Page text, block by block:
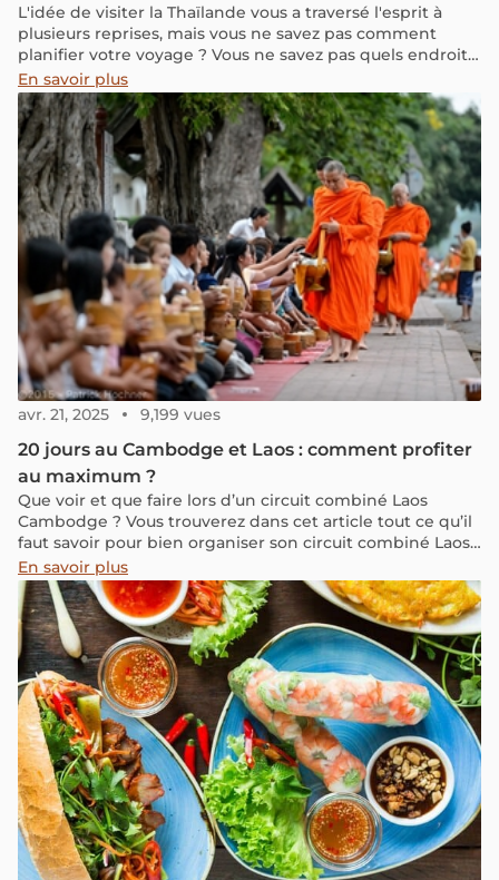
L'idée de visiter la Thaïlande vous a traversé l'esprit à
plusieurs reprises, mais vous ne savez pas comment
planifier votre voyage ? Vous ne savez pas quels endroits
visiter ou combien de temps devriez-vous voyager en
Thaïlande ? Ne vous inquiétez pas, car nous avons
compilé le guide ultime d'une aventure de 2 semaines
en Thaïlande, remplie de sites à voir, de villes à visiter, de
détails budgétaires et de toutes les informations
nécessaires pour un voyage amusant et animé au pays
du sourire. Préparez-vous à vivre une expérience
inoubliable au cœur de la Thaïlande !
En savoir plus
avr. 21, 2025 9,199 vues
20 jours au Cambodge et Laos : comment profiter
au maximum ?
Que voir et que faire lors d’un circuit combiné Laos
Cambodge ? Vous trouverez dans cet article tout ce qu’il
faut savoir pour bien organiser son circuit combiné Laos
Cambodge, ce qu’il faut découvrir et les expériences à
vivre.
En savoir plus